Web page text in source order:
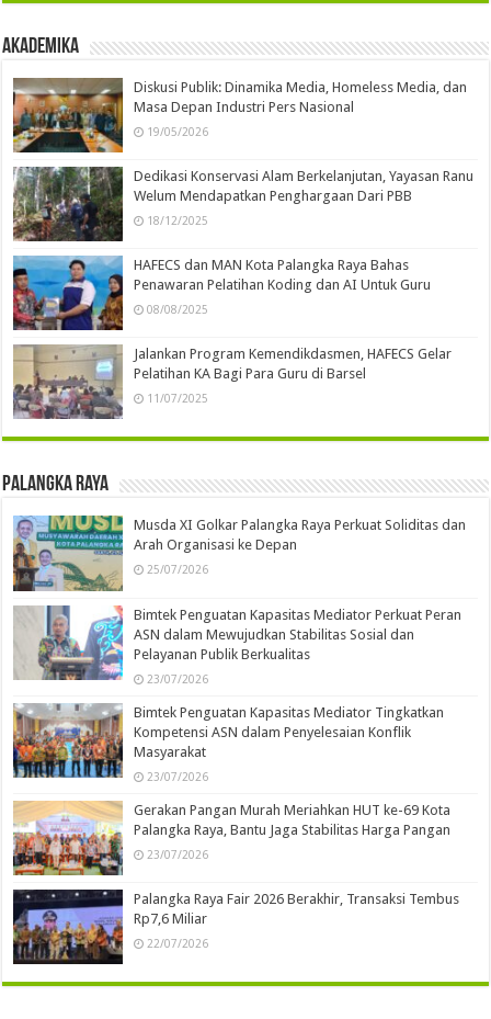
Akademika
Diskusi Publik: Dinamika Media, Homeless Media, dan
Masa Depan Industri Pers Nasional
19/05/2026
Dedikasi Konservasi Alam Berkelanjutan, Yayasan Ranu
Welum Mendapatkan Penghargaan Dari PBB
18/12/2025
HAFECS dan MAN Kota Palangka Raya Bahas
Penawaran Pelatihan Koding dan AI Untuk Guru
08/08/2025
Jalankan Program Kemendikdasmen, HAFECS Gelar
Pelatihan KA Bagi Para Guru di Barsel
11/07/2025
Palangka Raya
Musda XI Golkar Palangka Raya Perkuat Soliditas dan
Arah Organisasi ke Depan
25/07/2026
Bimtek Penguatan Kapasitas Mediator Perkuat Peran
ASN dalam Mewujudkan Stabilitas Sosial dan
Pelayanan Publik Berkualitas
23/07/2026
Bimtek Penguatan Kapasitas Mediator Tingkatkan
Kompetensi ASN dalam Penyelesaian Konflik
Masyarakat
23/07/2026
Gerakan Pangan Murah Meriahkan HUT ke-69 Kota
Palangka Raya, Bantu Jaga Stabilitas Harga Pangan
23/07/2026
Palangka Raya Fair 2026 Berakhir, Transaksi Tembus
Rp7,6 Miliar
22/07/2026